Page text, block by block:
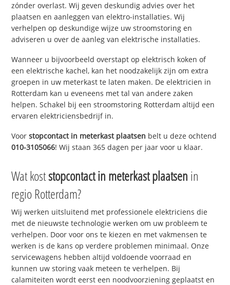
zónder overlast. Wij geven deskundig advies over het
plaatsen en aanleggen van elektro-installaties. Wij
verhelpen op deskundige wijze uw stroomstoring en
adviseren u over de aanleg van elektrische installaties.
Wanneer u bijvoorbeeld overstapt op elektrisch koken of
een elektrische kachel, kan het noodzakelijk zijn om extra
groepen in uw meterkast te laten maken. De elektricien in
Rotterdam kan u eveneens met tal van andere zaken
helpen. Schakel bij een stroomstoring Rotterdam altijd een
ervaren elektriciensbedrijf in.
Voorstopcontact in meterkast plaatsen belt u deze ochtend
010-3105066! Wij staan 365 dagen per jaar voor u klaar.
Wat koststopcontact in meterkast plaatsen in
regio Rotterdam?
Wij werken uitsluitend met professionele elektriciens die
met de nieuwste technologie werken om uw probleem te
verhelpen. Door voor ons te kiezen en met vakmensen te
werken is de kans op verdere problemen minimaal. Onze
servicewagens hebben altijd voldoende voorraad en
kunnen uw storing vaak meteen te verhelpen. Bij
calamiteiten wordt eerst een noodvoorziening geplaatst en